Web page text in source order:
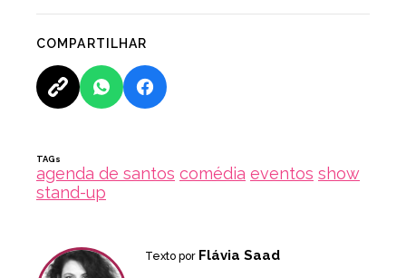
COMPARTILHAR
TAGs
agenda de santos comédia eventos show
stand-up
Texto por Flávia Saad